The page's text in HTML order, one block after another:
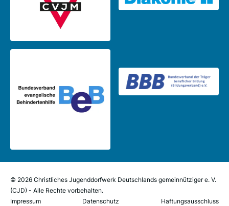
© 2026 Christliches Jugenddorfwerk Deutschlands gemeinnütziger e. V.
(CJD) - Alle Rechte vorbehalten.
Impressum
Datenschutz Haftungsausschluss